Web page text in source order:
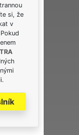
si, že
v